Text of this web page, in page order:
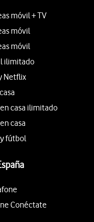
móvil + TV
móvil
móvil
ilimitado
Netflix
casa ilimitado
casa
fútbol
Conéctate